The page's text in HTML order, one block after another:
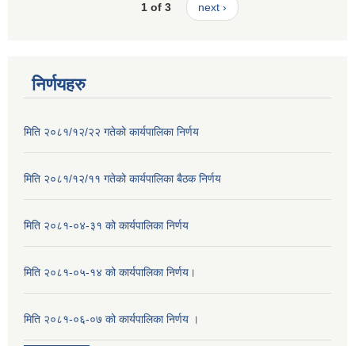
1 of 3 next ›
निर्णयहरु
मिति २०८१/१२/२२ गतेको कार्यपालिका निर्णय
मिति २०८१/१२/११ गतेको कार्यपालिका बैठक निर्णय
मिति २०८१-०४-३१ को कार्यपालिका निर्णय
मिति २०८१-०५-१४ को कार्यपालिका निर्णय।
मिति २०८१-०६-०७ को कार्यपालिका निर्णय ।